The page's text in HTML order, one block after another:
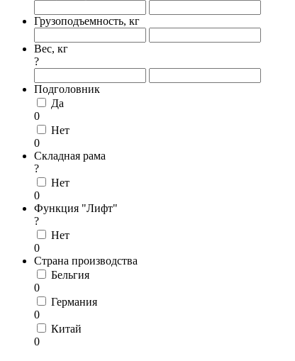
Грузоподъемность, кг
Вес, кг
?
Подголовник
Да
0
Нет
0
Складная рама
?
Нет
0
Функция "Лифт"
?
Нет
0
Страна производства
Бельгия
0
Германия
0
Китай
0